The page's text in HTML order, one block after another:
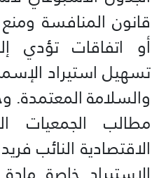
قانون المنافسة
أو اتفاقات تؤدي
تسهيل استيراد
والسلامة المعتمدة.
مطالب الجمعيات
الاقتصادية النائب